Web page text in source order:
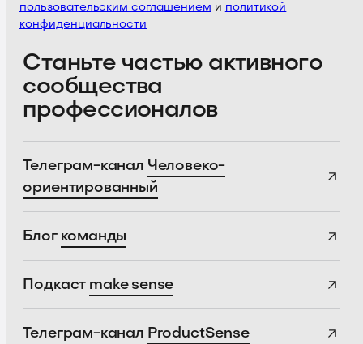
пользовательским соглашением и политикой
конфиденциальности
Станьте частью активного
сообщества
профессионалов
Телеграм-канал Человеко-
ориентированный
Блог команды
Подкаст make sense
Телеграм-канал ProductSense